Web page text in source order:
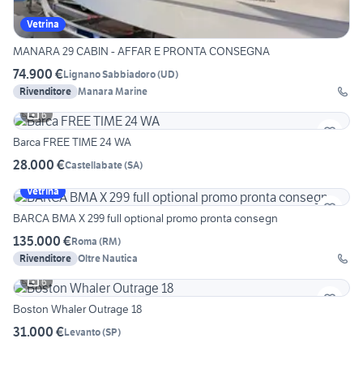
Vetrina
MANARA 29 CABIN - AFFAR E PRONTA CONSEGNA
74.900 €Lignano Sabbiadoro(UD)
Rivenditore Manara Marine
6
Barca FREE TIME 24 WA
28.000 €Castellabate(SA)
Vetrina
BARCA BMA X 299 full optional promo pronta consegn
135.000 €Roma (RM)
Rivenditore Oltre Nautica
6
Boston Whaler Outrage 18
31.000 €Levanto(SP)